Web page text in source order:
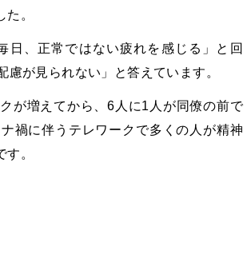
。
日、正常ではない疲れを感じる」と回
が見られない」と答えています。
が増えてから、6人に1人が同僚の前で
禍に伴うテレワークで多くの人が精神
。